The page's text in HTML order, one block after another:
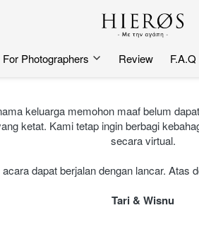
For Photographers Review F.A.Q
keluarga memohon maaf belum
ketat. Kami tetap ingin berbagi
secara virtual.
dapat berjalan dengan lancar.
Tari & Wisnu